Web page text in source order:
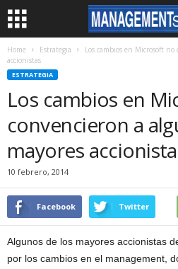
Home Estrategia
Los cambios en Microsoft
accionistas
ESTRATEGIA
Los cambios en
convencieron a
mayores
10 febrero, 2014
Facebook Twitter
Algunos de los mayores accionistas
por los cambios en el management,